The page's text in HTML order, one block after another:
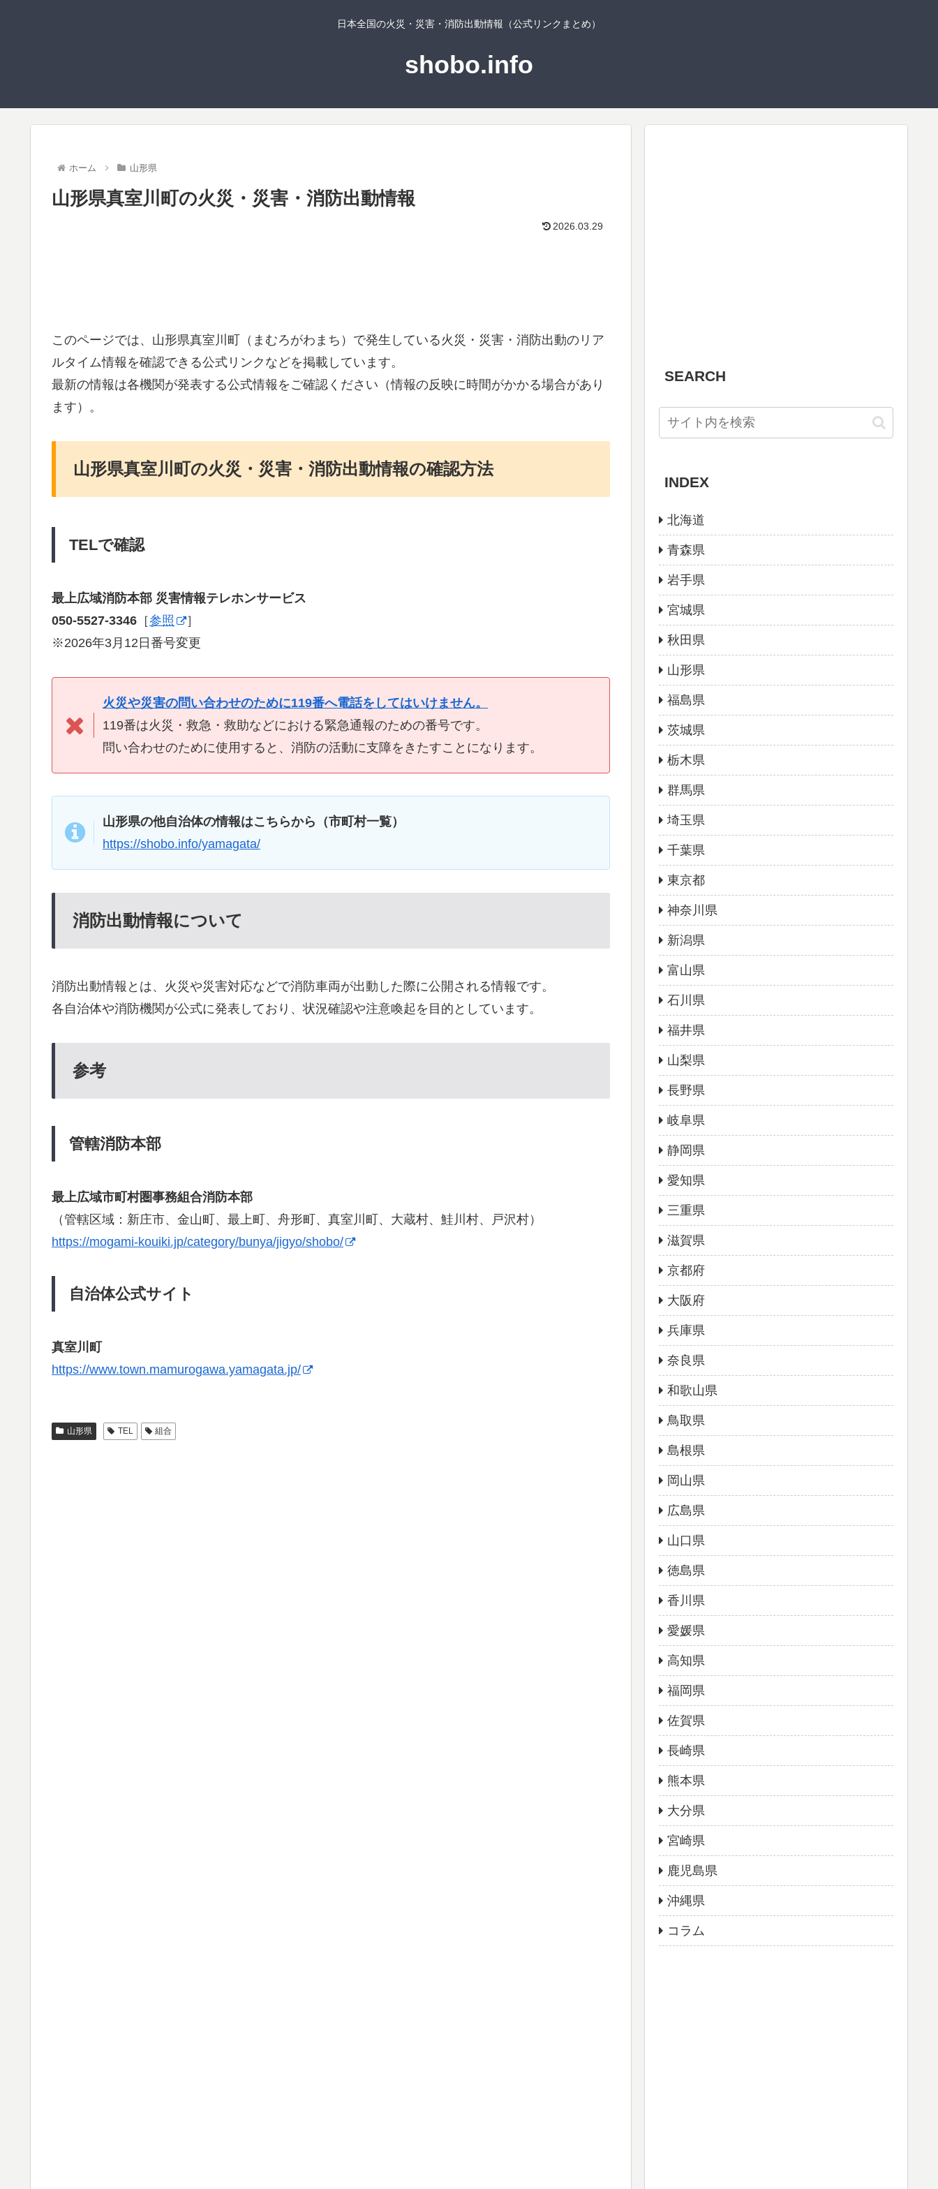
日本全国の火災・災害・消防出動情報（公式リンクまとめ）
shobo.info
ホーム 山形県
山形県真室川町の火災・災害・消防出動情報
2026.03.29
このページでは、山形県真室川町（まむろがわまち）で発生している火災・災害・消防出動のリア
ルタイム情報を確認できる公式リンクなどを掲載しています。
最新の情報は各機関が発表する公式情報をご確認ください（情報の反映に時間がかかる場合があり
ます）。
山形県真室川町の火災・災害・消防出動情報の確認方法
TELで確認
最上広域消防本部 災害情報テレホンサービス
050-5527-3346 ［参照
］
※2026年3月12日番号変更
火災や災害の問い合わせのために119番へ電話をしてはいけません。
119番は火災・救急・救助などにおける緊急通報のための番号です。
問い合わせのために使用すると、消防の活動に支障をきたすことになります。
山形県の他自治体の情報はこちらから（市町村一覧）
https://shobo.info/yamagata/
消防出動情報について
消防出動情報とは、火災や災害対応などで消防車両が出動した際に公開される情報です。
各自治体や消防機関が公式に発表しており、状況確認や注意喚起を目的としています。
参考
管轄消防本部
最上広域市町村圏事務組合消防本部
（管轄区域：新庄市、金山町、最上町、舟形町、真室川町、大蔵村、鮭川村、戸沢村）
https://mogami-kouiki.jp/category/bunya/jigyo/shobo/
自治体公式サイト
真室川町
https://www.town.mamurogawa.yamagata.jp/
山形県 TEL 組合
SEARCH
INDEX
北海道
青森県
岩手県
宮城県
秋田県
山形県
福島県
茨城県
栃木県
群馬県
埼玉県
千葉県
東京都
神奈川県
新潟県
富山県
石川県
福井県
山梨県
長野県
岐阜県
静岡県
愛知県
三重県
滋賀県
京都府
大阪府
兵庫県
奈良県
和歌山県
鳥取県
島根県
岡山県
広島県
山口県
徳島県
香川県
愛媛県
高知県
福岡県
佐賀県
長崎県
熊本県
大分県
宮崎県
鹿児島県
沖縄県
コラム